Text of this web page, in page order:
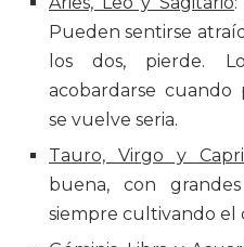
Pueden sentirse
los dos, pierde.
acobardarse
se vuelve seria.
Tauro, Virgo y
buena, con
siempre cultivando el